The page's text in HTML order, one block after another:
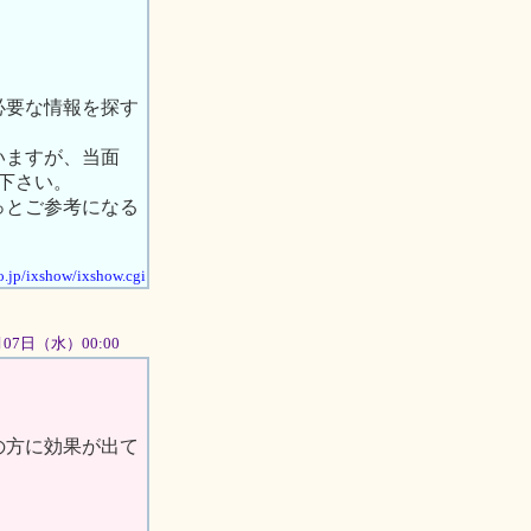
な情報を探す
ますが、当面
さい。
ご参考になる
ixshow/ixshow.cgi
日（水）00:00
に効果が出て